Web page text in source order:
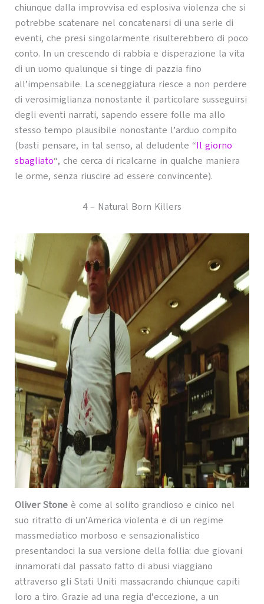
chiunque dalla improvvisa ed esplosiva violenza che si
potrebbe scatenare nel concatenarsi di una serie di
eventi, che presi singolarmente risulterebbero di poco
conto. In un crescendo di rabbia e disperazione la vita
di un uomo qualunque si tinge di pazzia fino
all’impensabile. La sceneggiatura riesce a non perdere
di verosimiglianza nonostante il particolare susseguirsi
degli eventi narrati, sapendo essere folle ma allo
stesso tempo plausibile nonostante l’arduo compito
(basti pensare, in tal senso, al deludente “Il giorno
sbagliato“, che cerca di ricalcarne in qualche maniera
le orme, senza riuscire ad essere convincente).
4 – Natural Born Killers
Oliver Stoneè come al solito grandioso e cinico nel
suo ritratto di un’America violenta e di un regime
massmediatico morboso e sensazionalistico
presentandoci la sua versione della follia: due giovani
innamorati dal passato fatto di abusi viaggiano
attraverso gli Stati Uniti massacrando chiunque capiti
loro a tiro. Grazie ad una regia d’eccezione, a un